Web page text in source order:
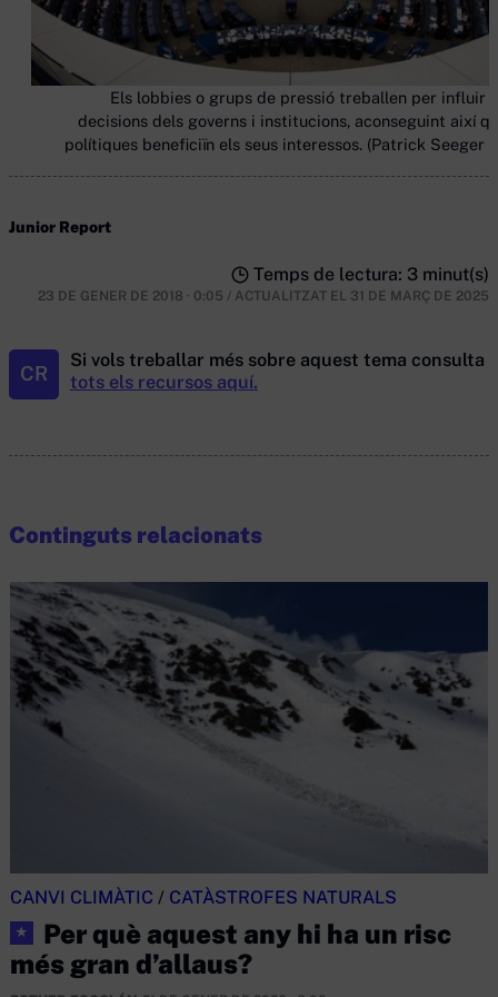
Els lobbies o grups de pressió treballen per influir
decisions dels governs i institucions, aconseguint així
polítiques beneficiïn els seus interessos. (Patrick Seeger /
Junior Report
Temps de lectura: 3 minut(s)
23 DE GENER DE 2018 · 0:05 / ACTUALITZAT EL 31 DE MARÇ DE 2025
CR
Si vols treballar més sobre aquest tema consulta
tots els recursos aquí.
Continguts relacionats
CANVI CLIMÀTIC / CATÀSTROFES NATURALS
★
Per què aquest any hi ha un risc
més gran d’allaus?